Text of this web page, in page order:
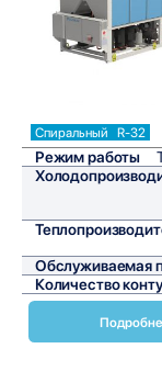
Спиральный R-32
Режим работы
Обслуживаемая
Количество